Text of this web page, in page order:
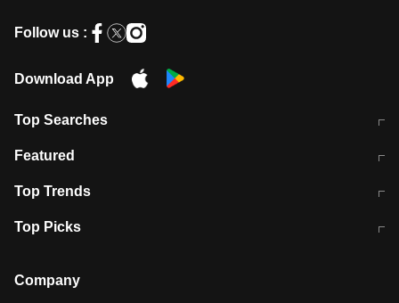
Follow us :
Download App
Top Searches
मुंबई में लगे 'जेन जी' के पोस्टर, लिखा- 'मैं
Featured
10 अगस्त को विधानसभा का घेराव करेंगे
Top Trends
RBI का नया नियम: अब बैंकों को अपनी सभी
Top Picks
बारिश की चेतावनी
Company